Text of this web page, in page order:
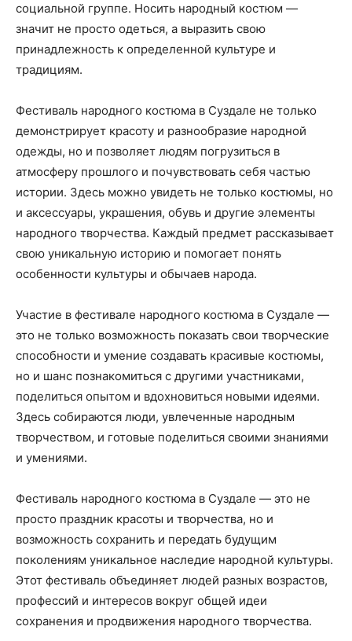
социальной группе. Носить народный костюм —
значит не просто одеться, а выразить свою
принадлежность к определенной культуре и
традициям.
Фестиваль народного костюма в Суздале не только
демонстрирует красоту и разнообразие народной
одежды, но и позволяет людям погрузиться в
атмосферу прошлого и почувствовать себя частью
истории. Здесь можно увидеть не только костюмы, но
и аксессуары, украшения, обувь и другие элементы
народного творчества. Каждый предмет рассказывает
свою уникальную историю и помогает понять
особенности культуры и обычаев народа.
Участие в фестивале народного костюма в Суздале —
это не только возможность показать свои творческие
способности и умение создавать красивые костюмы,
но и шанс познакомиться с другими участниками,
поделиться опытом и вдохновиться новыми идеями.
Здесь собираются люди, увлеченные народным
творчеством, и готовые поделиться своими знаниями
и умениями.
Фестиваль народного костюма в Суздале — это не
просто праздник красоты и творчества, но и
возможность сохранить и передать будущим
поколениям уникальное наследие народной культуры.
Этот фестиваль объединяет людей разных возрастов,
профессий и интересов вокруг общей идеи
сохранения и продвижения народного творчества.